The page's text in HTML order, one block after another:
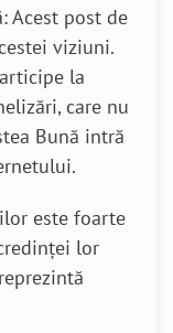
Acest post de
viziuni.
la
care nu
Bună intră
este foarte
lor